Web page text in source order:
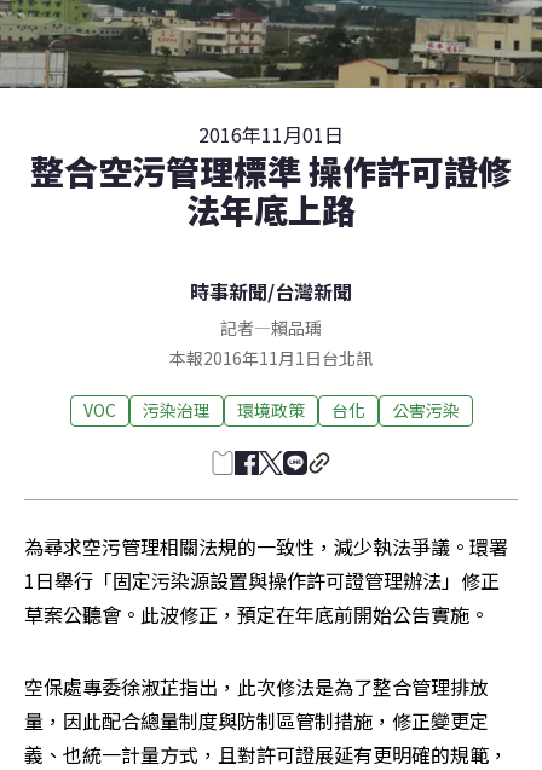
2016年11月01日
整合空污管理標準 操作許可證修
法年底上路
時事新聞/台灣新聞
記者—賴品瑀
本報2016年11月1日台北訊
VOC 污染治理 環境政策 台化 公害污染
為尋求空污管理相關法規的一致性，減少執法爭議。環署
1日舉行「固定污染源設置與操作許可證管理辦法」修正
草案公聽會。此波修正，預定在年底前開始公告實施。
空保處專委徐淑芷指出，此次修法是為了整合管理排放
量，因此配合總量制度與防制區管制措施，修正變更定
義、也統一計量方式，且對許可證展延有更明確的規範，